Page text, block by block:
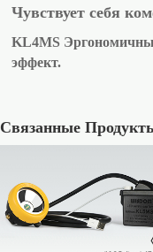
Чувствует себя
KL4MS
эффект.
Связанные